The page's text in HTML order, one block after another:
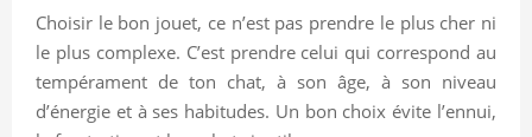
Choisir le bon jouet, ce n’est pas prendre le plus cher ni
le plus complexe. C’est prendre celui qui correspond au
tempérament de ton chat, à son âge, à son niveau
d’énergie et à ses habitudes. Un bon choix évite l’ennui,